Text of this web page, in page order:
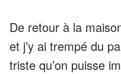
De retour à la
et j’y ai trempé du
triste qu’on puisse